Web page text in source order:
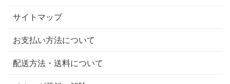
サイトマップ
お支払い方法について
配送方法・送料について